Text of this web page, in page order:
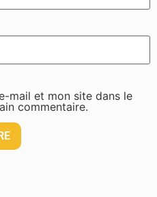
mail et mon site dans le
commentaire.